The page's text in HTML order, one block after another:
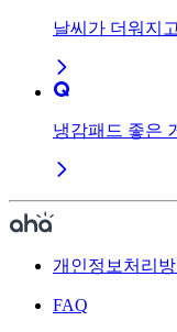
날씨가 더워지
냉감패드 좋은
개인정보처리
FAQ